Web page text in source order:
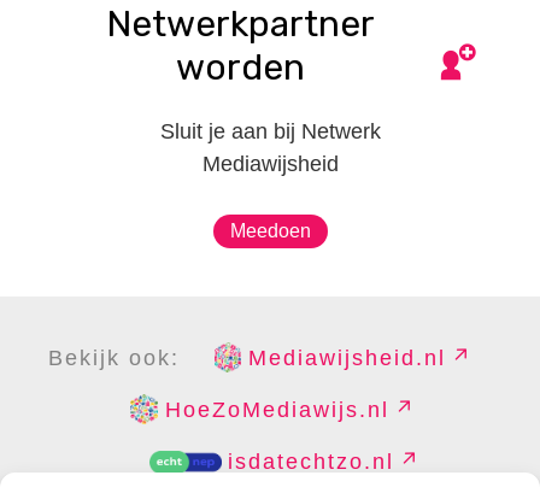
Netwerkpartner
worden
Sluit je aan bij Netwerk
Mediawijsheid
Meedoen
Bekijk ook: Mediawijsheid.nl
HoeZoMediawijs.nl
isdatechtzo.nl